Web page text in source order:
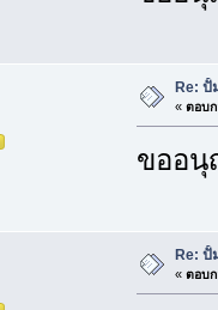
Re: ปั้
« ตอบก
ขออนุ
Re: ปั้
« ตอบก